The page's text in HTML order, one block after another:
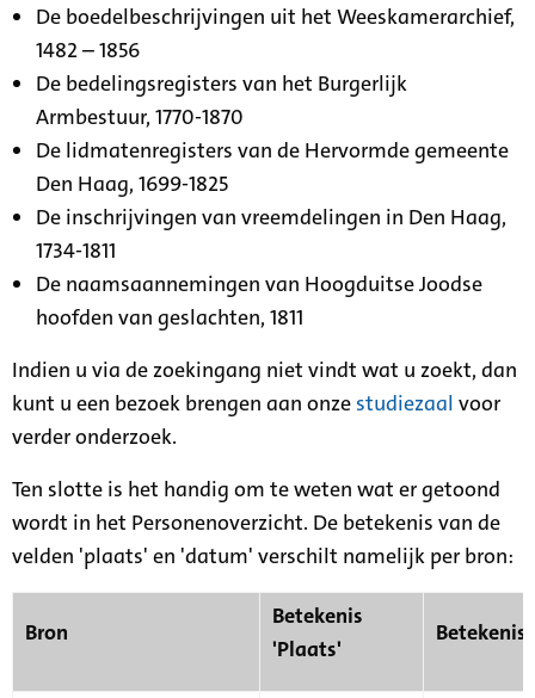
De boedelbeschrijvingen uit het Weeskamerarchief,
1482 – 1856
De bedelingsregisters van het Burgerlijk
Armbestuur, 1770-1870
De lidmatenregisters van de Hervormde gemeente
Den Haag, 1699-1825
De inschrijvingen van vreemdelingen in Den Haag,
1734-1811
De naamsaannemingen van Hoogduitse Joodse
hoofden van geslachten, 1811
Indien u via de zoekingang niet vindt wat u zoekt, dan
kunt u een bezoek brengen aan onze studiezaal voor
verder onderzoek.
Ten slotte is het handig om te weten wat er getoond
wordt in het Personenoverzicht. De betekenis van de
velden 'plaats' en 'datum' verschilt namelijk per bron:
Bron
Betekenis
'Plaats'